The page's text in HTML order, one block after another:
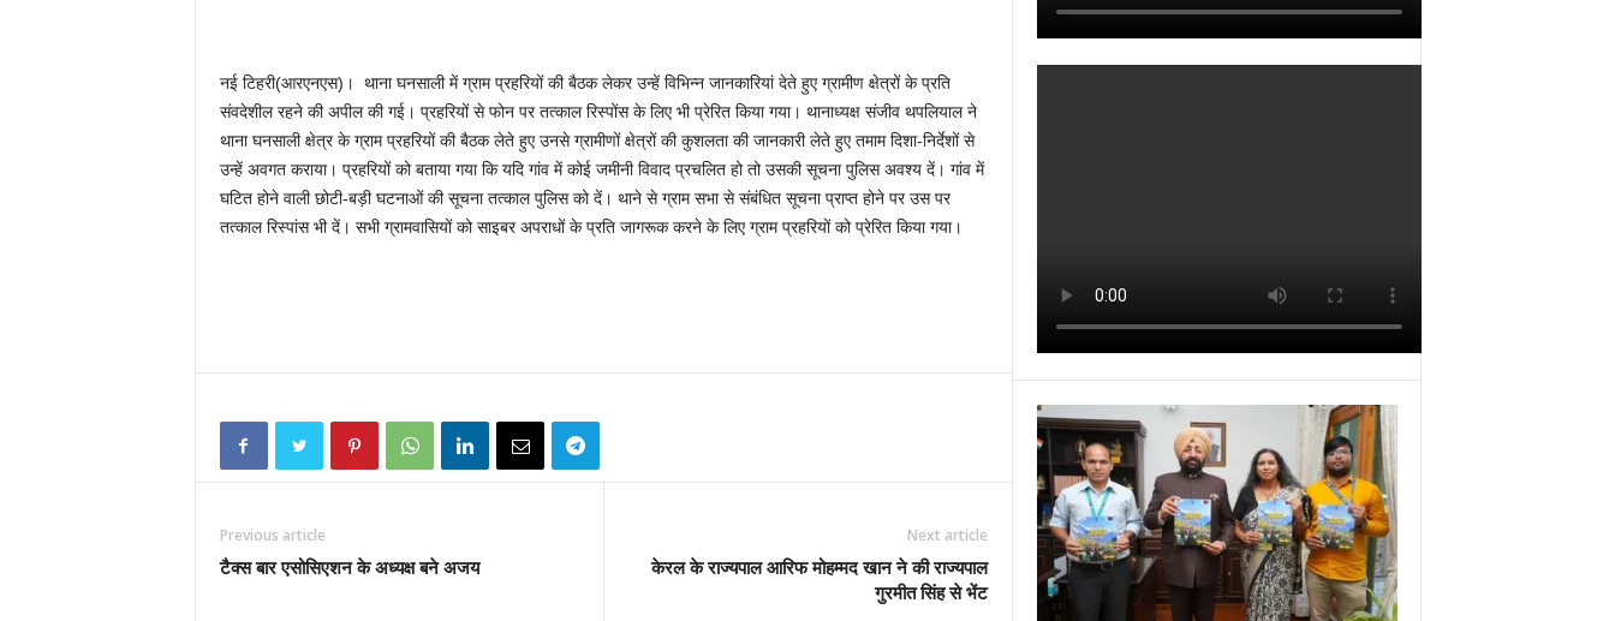
नई टिहरी(आरएनएस)। थाना घनसाली में ग्राम प्रहरियों की बैठक लेकर उन्हें विभिन्न जानकारियां देते हुए ग्रामीण क्षेत्रों के प्रति
संवदेशील रहने की अपील की गई। प्रहरियों से फोन पर तत्काल रिस्पोंस के लिए भी प्रेरित किया गया। थानाध्यक्ष संजीव थपलियाल ने
थाना घनसाली क्षेत्र के ग्राम प्रहरियों की बैठक लेते हुए उनसे ग्रामीणों क्षेत्रों की कुशलता की जानकारी लेते हुए तमाम दिशा-निर्देशों से
उन्हें अवगत कराया। प्रहरियों को बताया गया कि यदि गांव में कोई जमीनी विवाद प्रचलित हो तो उसकी सूचना पुलिस अवश्य दें। गांव में
घटित होने वाली छोटी-बड़ी घटनाओं की सूचना तत्काल पुलिस को दें। थाने से ग्राम सभा से संबंधित सूचना प्राप्त होने पर उस पर
तत्काल रिस्पांस भी दें। सभी ग्रामवासियों को साइबर अपराधों के प्रति जागरूक करने के लिए ग्राम प्रहरियों को प्रेरित किया गया।
Previous article
टैक्स बार एसोसिएशन के अध्यक्ष बने अजय
Next article
केरल के राज्यपाल आरिफ मोहम्मद खान ने की राज्यपाल
गुरमीत सिंह से भेंट